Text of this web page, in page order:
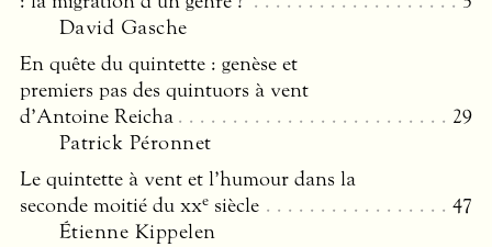
David Gasche
En quête du quintette : genèse et
premiers pas des quintuors à vent
d’Antoine Reicha
29
Patrick Péronnet
Le quintette à vent et l’humour dans la
seconde moitié du xxe siècle
47
Étienne Kippelen